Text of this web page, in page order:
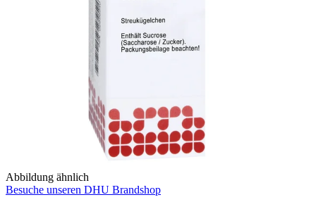
Abbildung ähnlich
Besuche unseren DHU Brandshop